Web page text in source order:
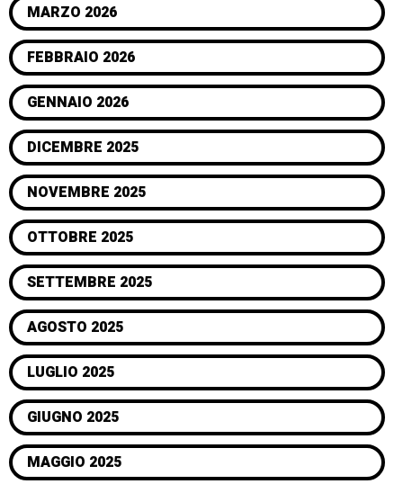
MARZO 2026
FEBBRAIO 2026
GENNAIO 2026
DICEMBRE 2025
NOVEMBRE 2025
OTTOBRE 2025
SETTEMBRE 2025
AGOSTO 2025
LUGLIO 2025
GIUGNO 2025
MAGGIO 2025